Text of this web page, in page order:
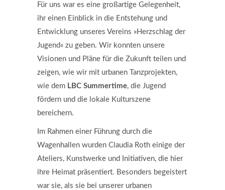
Für uns war es eine großartige Gelegenheit,
ihr einen Einblick in die Entstehung und
Entwicklung unseres Vereins »Herzschlag der
Jugend« zu geben. Wir konnten unsere
Visionen und Pläne für die Zukunft teilen und
zeigen, wie wir mit urbanen Tanzprojekten,
wie dem LBC Summertime, die Jugend
fördern und die lokale Kulturszene
bereichern.
Im Rahmen einer Führung durch die
Wagenhallen wurden Claudia Roth einige der
Ateliers, Kunstwerke und Initiativen, die hier
ihre Heimat präsentiert. Besonders begeistert
war sie, als sie bei unserer urbanen